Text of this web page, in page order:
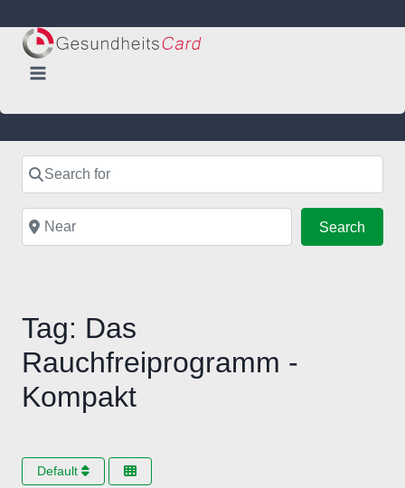
content
Search for
Near
Search
Tag: Das
Rauchfreiprogramm -
Kompakt
Default